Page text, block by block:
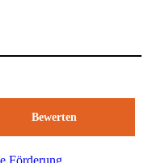
Bewerten